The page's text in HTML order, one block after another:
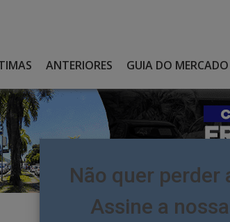
ANTERIORES GUIA DO MERCADO
Não quer perder
Assine a